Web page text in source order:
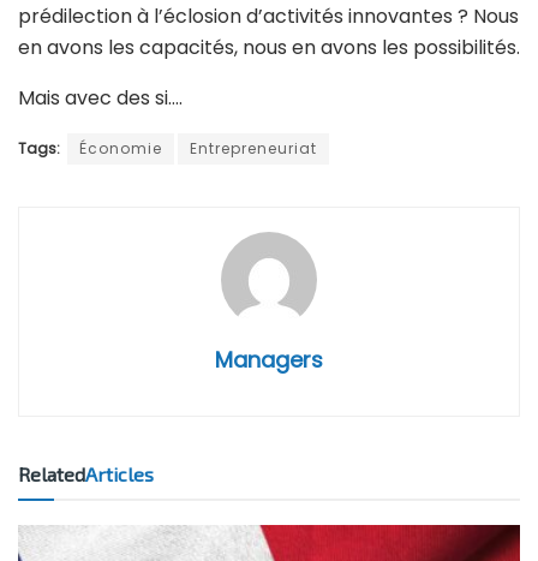
prédilection à l’éclosion d’activités innovantes ? Nous
en avons les capacités, nous en avons les possibilités.
Mais avec des si….
Tags: Économie Entrepreneuriat
Managers
RelatedArticles